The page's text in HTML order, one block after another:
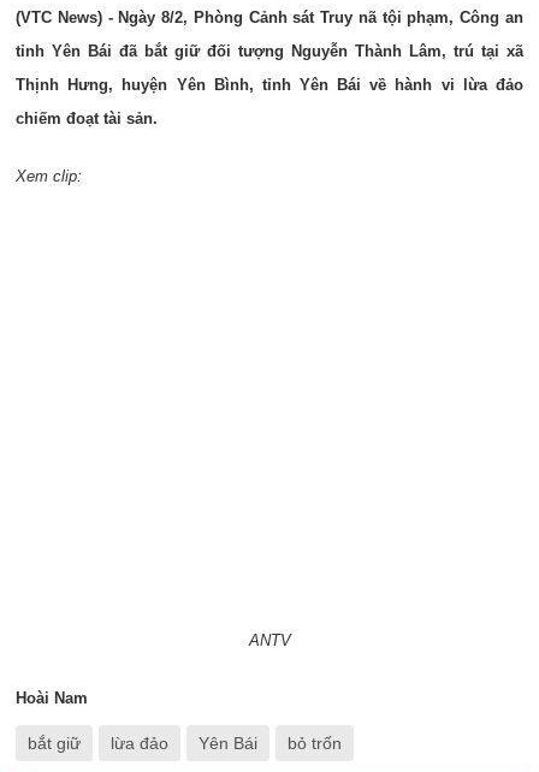
(VTC News) - Ngày 8/2, Phòng Cảnh sát Truy nã tội phạm, Công an
tỉnh Yên Bái đã bắt giữ đối tượng Nguyễn Thành Lâm, trú tại xã
Thịnh Hưng, huyện Yên Bình, tỉnh Yên Bái về hành vi lừa đảo
chiếm đoạt tài sản.
Xem clip:
ANTV
Hoài Nam
bắt giữ lừa đảo Yên Bái bỏ trốn